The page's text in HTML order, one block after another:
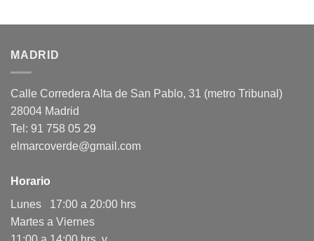
MADRID
Calle Corredera Alta de San Pablo, 31 (metro Tribunal)
28004 Madrid
Tel: 91 758 05 29
elmarcoverde@gmail.com
Horario
Lunes 17:00 a 20:00 hrs
Martes a Viernes